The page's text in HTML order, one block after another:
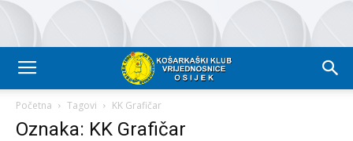
Početna Tagovi KK Grafičar
Oznaka: KK Grafičar